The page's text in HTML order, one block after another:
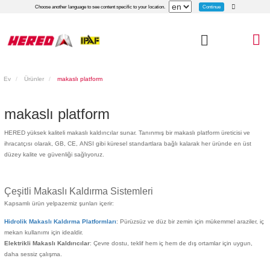
Choose another language to see content specific to your location. Continue
Ev Ürünler makaslı platform
makaslı platform
HERED yüksek kaliteli makaslı kaldırıcılar sunar. Tanınmış bir makaslı platform üreticisi ve
ihracatçısı olarak, GB, CE, ANSI gibi küresel standartlara bağlı kalarak her üründe en üst
düzey kalite ve güvenliği sağlıyoruz.
Çeşitli Makaslı Kaldırma Sistemleri
Kapsamlı ürün yelpazemiz şunları içerir:
Hidrolik Makaslı Kaldırma Platformları: Pürüzsüz ve düz bir zemin için mükemmel araziler, iç
mekan kullanımı için idealdir.
Elektrikli Makaslı Kaldırıcılar: Çevre dostu, teklif hem iç hem de dış ortamlar için uygun,
daha sessiz çalışma.